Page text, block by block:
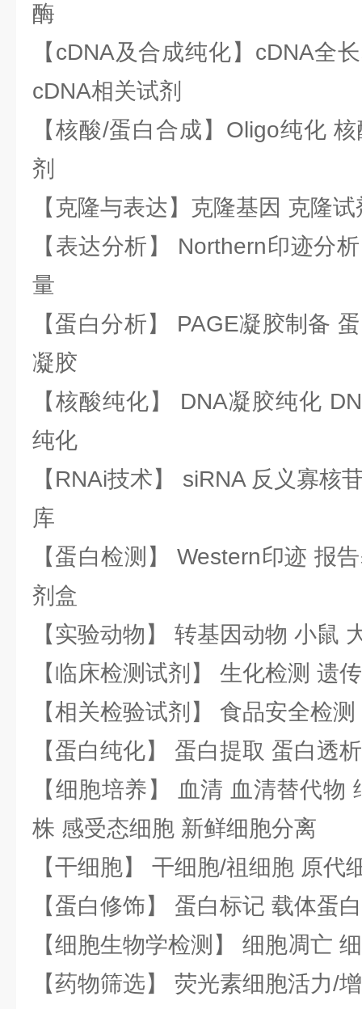
酶
【cDNA及合成纯化】cDNA全
cDNA相关试剂
【核酸/蛋白合成】Oligo纯化
剂
【克隆与表达】克隆基因 克隆
【表达分析】 Northern印迹分
量
【蛋白分析】 PAGE凝胶制备
凝胶
【核酸纯化】 DNA凝胶纯化
纯化
【RNAi技术】 siRNA 反义寡核
库
【蛋白检测】 Western印迹 报
剂盒
【实验动物】 转基因动物 小鼠
【临床检测试剂】 生化检测 遗
【相关检验试剂】 食品安全检
【蛋白纯化】 蛋白提取 蛋白透
【细胞培养】 血清 血清替代物
株 感受态细胞 新鲜细胞分离
【干细胞】 干细胞/祖细胞 原代
【蛋白修饰】 蛋白标记 载体蛋
【细胞生物学检测】 细胞凋亡
【药物筛选】 荧光素细胞活力/